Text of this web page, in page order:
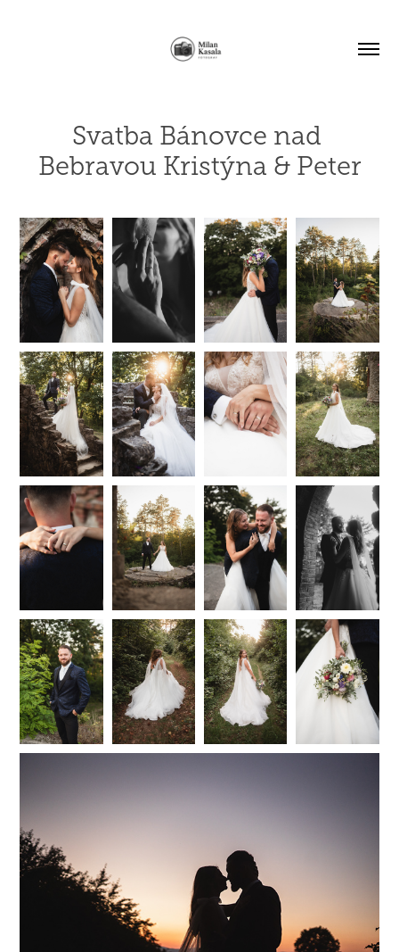
Svatba Bánovce nad
Bebravou Kristýna & Peter